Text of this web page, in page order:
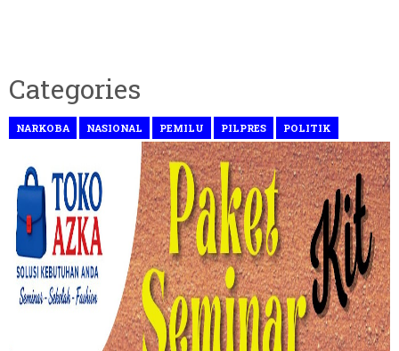
Categories
NARKOBA NASIONAL PEMILU PILPRES POLITIK